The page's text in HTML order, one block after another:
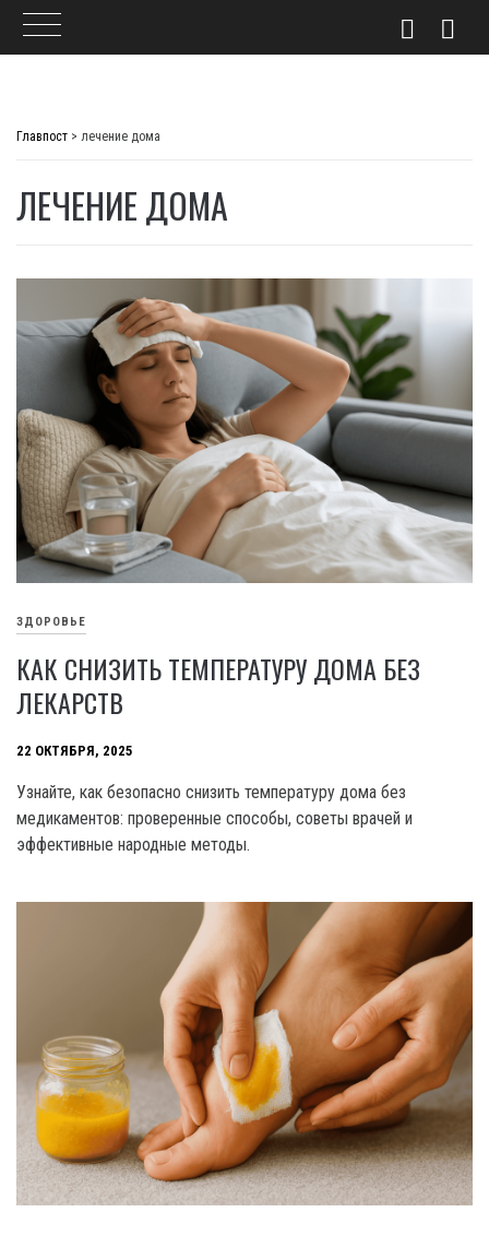
Главпост > лечение дома
ЛЕЧЕНИЕ ДОМА
ЗДОРОВЬЕ
КАК СНИЗИТЬ ТЕМПЕРАТУРУ ДОМА БЕЗ
ЛЕКАРСТВ
22 ОКТЯБРЯ, 2025
Узнайте, как безопасно снизить температуру дома без
медикаментов: проверенные способы, советы врачей и
эффективные народные методы.